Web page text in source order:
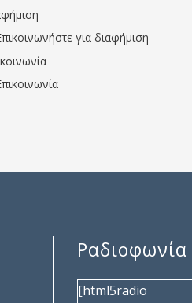
για διαφήμιση
Ραδιοφωνία
[html5radio